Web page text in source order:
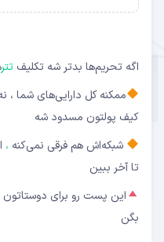
اگه تحریم‌ها بدتر شه تکلیف تتر
ممکنه کل دارایی‌های شما ،
کیف پولتون مسدود شه
شبکه‌اش‌ هم فرقی نمی‌کنه ،
تا آخر ببین
این پست رو برای دوستاتون
بگن